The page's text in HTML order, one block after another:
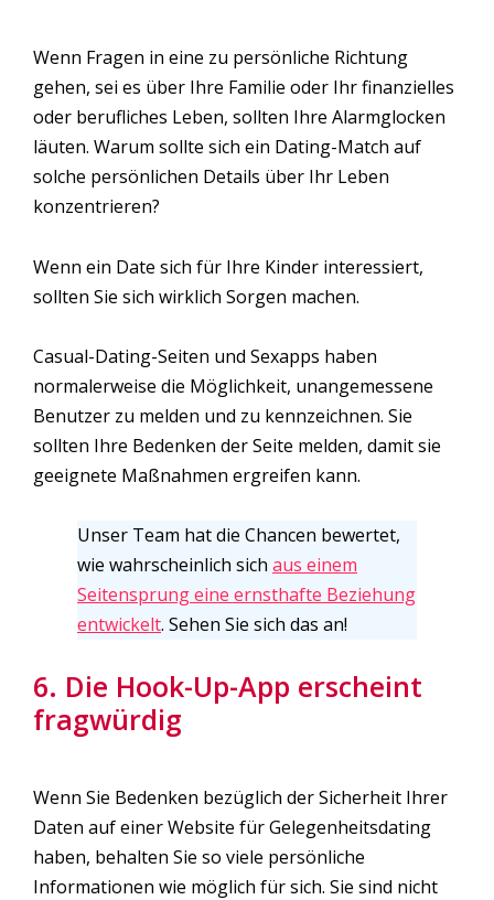
Wenn Fragen in eine zu persönliche Richtung
gehen, sei es über Ihre Familie oder Ihr finanzielles
oder berufliches Leben, sollten Ihre Alarmglocken
läuten. Warum sollte sich ein Dating-Match auf
solche persönlichen Details über Ihr Leben
konzentrieren?
Wenn ein Date sich für Ihre Kinder interessiert,
sollten Sie sich wirklich Sorgen machen.
Casual-Dating-Seiten und Sexapps haben
normalerweise die Möglichkeit, unangemessene
Benutzer zu melden und zu kennzeichnen. Sie
sollten Ihre Bedenken der Seite melden, damit sie
geeignete Maßnahmen ergreifen kann.
Unser Team hat die Chancen bewertet,
wie wahrscheinlich sich aus einem
Seitensprung eine ernsthafte Beziehung
entwickelt. Sehen Sie sich das an!
6. Die Hook-Up-App erscheint
fragwürdig
Wenn Sie Bedenken bezüglich der Sicherheit Ihrer
Daten auf einer Website für Gelegenheitsdating
haben, behalten Sie so viele persönliche
Informationen wie möglich für sich. Sie sind nicht